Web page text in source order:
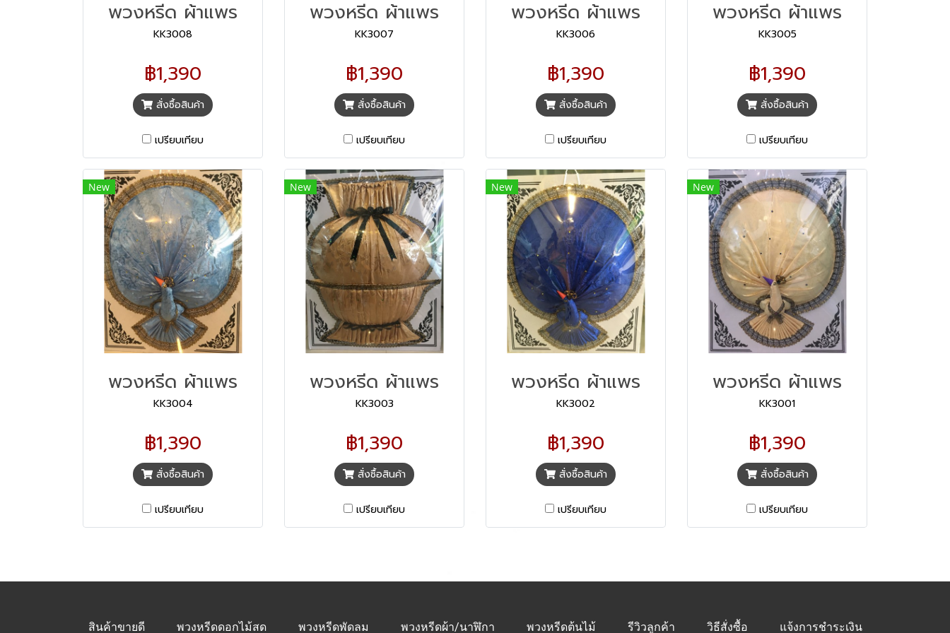
พวงหรีด ผ้าแพร
KK3008
฿1,390
สั่งซื้อสินค้า
เปรียบเทียบ
พวงหรีด ผ้าแพร
KK3007
฿1,390
สั่งซื้อสินค้า
เปรียบเทียบ
พวงหรีด ผ้าแพร
KK3006
฿1,390
สั่งซื้อสินค้า
เปรียบเทียบ
พวงหรีด ผ้าแพร
KK3005
฿1,390
สั่งซื้อสินค้า
เปรียบเทียบ
New
พวงหรีด ผ้าแพร
KK3004
฿1,390
สั่งซื้อสินค้า
เปรียบเทียบ
New
พวงหรีด ผ้าแพร
KK3003
฿1,390
สั่งซื้อสินค้า
เปรียบเทียบ
New
พวงหรีด ผ้าแพร
KK3002
฿1,390
สั่งซื้อสินค้า
เปรียบเทียบ
New
พวงหรีด ผ้าแพร
KK3001
฿1,390
สั่งซื้อสินค้า
เปรียบเทียบ
สินค้าขายดี พวงหรีดดอกไม้สด พวงหรีดพัดลม พวงหรีดผ้า/นาฬิกา พวงหรีดต้นไม้ รีวิวลูกค้า วิธีสั่งซื้อ แจ้งการชำระเงิน